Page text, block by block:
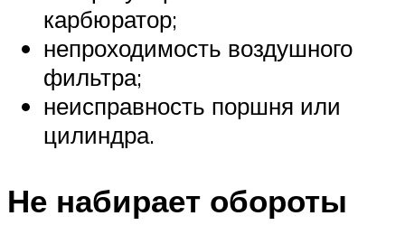
карбюратор;
непроходимость воздушного
фильтра;
неисправность поршня или
цилиндра.
Не набирает обороты